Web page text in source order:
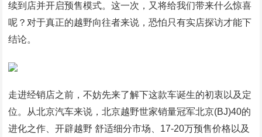
续到店并开启预售模式。这一次，又将给我们带来什么惊喜
呢？对于真正的越野向往者来说，恐怕只有实店探访才能下
结论。
走进经销店之前，不妨先来了解下这款车诞生的初衷以及定
位。从北京汽车来说，北京越野世家销量冠军北京(BJ)40的
进化之作、开辟越野 舒适细分市场、17-20万预售价格以及